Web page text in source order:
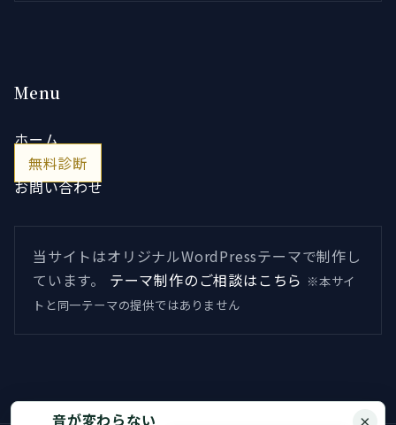
Menu
ホーム
無料診断
お問い合わせ
当サイトはオリジナルWordPressテーマで制作し
ています。
テーマ制作のご相談はこちら ※本サイ
トと同一テーマの提供ではありません
音が変わらない